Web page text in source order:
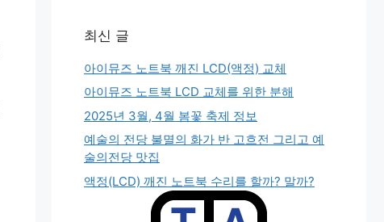
최신 글
아이뮤즈 노트북 깨진 LCD(액정) 교체
아이뮤즈 노트북 LCD 교체를 위한 분해
2025년 3월, 4월 봄꽃 축제 정보
예술의 전당 불멸의 화가 반 고흐전 그리고 예
술의전당 맛집
액정(LCD) 깨진 노트북 수리를 할까? 말까?